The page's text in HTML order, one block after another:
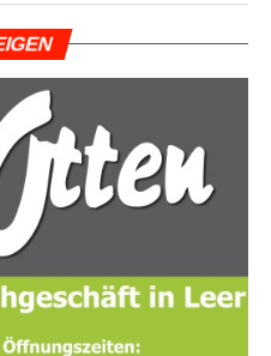
aber
Arbei­ten pri­mär auf das
Asphalt­deck­schich­
Ver­fah­ren gilt als tech­nisch
Stra­ßen und hat sich
Ost­fries­land-Wan­der­weg
und deut­li­che